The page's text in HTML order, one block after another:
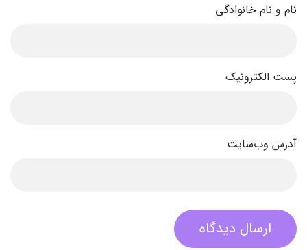
نام و نام خانوادگی
پست الکترونیک
آدرس وب‌سایت
ارسال دیدگاه